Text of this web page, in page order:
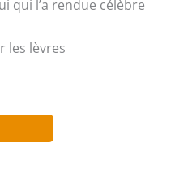
qui l’a rendue célèbre
les lèvres